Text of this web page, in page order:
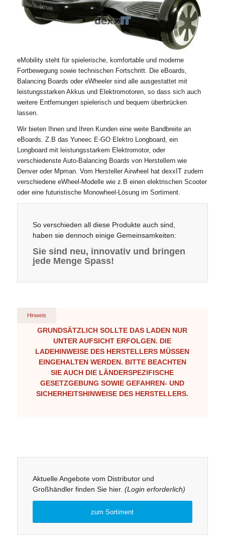
eMobility steht für spielerische, komfortable und moderne
Fortbewegung sowie technischen Fortschritt. Die eBoards,
Balancing Boards oder eWheeler sind alle ausgestattet mit
leistungsstarken Akkus und Elektromotoren, so dass sich auch
weitere Entfernungen spielerisch und bequem überbrücken
lassen.
Wir bieten Ihnen und Ihren Kunden eine weite Bandbreite an
eBoards. Z.B das Yuneec E-GO Elektro Longboard, ein
Longboard mit leistungsstarkem Elektromotor, oder
verschiedenste Auto-Balancing Boards von Herstellern wie
Denver oder Mpman. Vom Hersteller Airwheel hat dexxIT zudem
verschiedene eWheel-Modelle wie z.B einen elektrischen Scooter
oder eine futuristische Monowheel-Lösung im Sortiment.
So verschieden all diese Produkte auch sind,
haben sie dennoch einige Gemeinsamkeiten:
Sie sind neu, innovativ und bringen
jede Menge Spass!
Hinweis
GRUNDSÄTZLICH SOLLTE DAS LADEN NUR
UNTER AUFSICHT ERFOLGEN. DIE
LADEHINWEISE DES HERSTELLERS MÜSSEN
EINGEHALTEN WERDEN. BITTE BEACHTEN
SIE AUCH DIE LÄNDERSPEZIFISCHE
GESETZGEBUNG SOWIE GEFAHREN- UND
SICHERHEITSHINWEISE DES HERSTELLERS.
Aktuelle Angebote vom Distributor und
Großhändler finden Sie hier. (Login erforderlich)
zum Sortiment